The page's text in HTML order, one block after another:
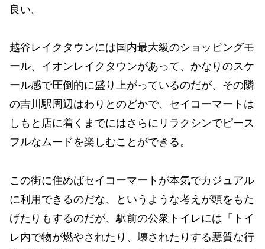
良い。
越谷レイクタウンには国内最大級のショッピングモ
ール、イオンレイクタウンがあって、かなりのスケ
ール感で圧倒的に盛り上がっているのだが、その隣
の吉川駅周辺はわりとのどかで、セイコーマートは
しもと店に着くまでにはさらにリラクシンでピース
フルなムードを楽しむことができる。
この街に住めばセイコーマートが本気でカジュアル
に利用できるのだな、というような考えが頭をもた
げたりもするのだが、駅前の公衆トイレには「トイ
レ内で物が燃やされたり、壊されたりする悪質な行